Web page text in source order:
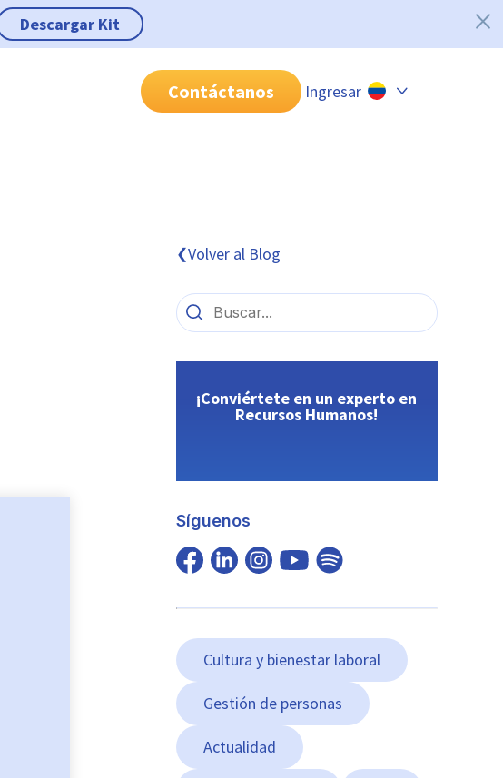
Descargar Kit
Contáctanos Ingresar
❮Volver al Blog
¡Conviértete en un experto en
Recursos Humanos!
Síguenos
Cultura y bienestar laboral
Gestión de personas
Actualidad